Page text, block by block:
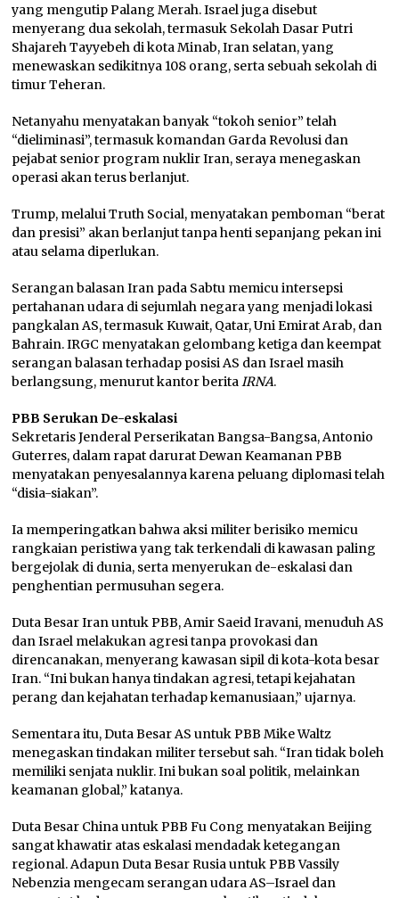
yang mengutip Palang Merah. Israel juga disebut
menyerang dua sekolah, termasuk Sekolah Dasar Putri
Shajareh Tayyebeh di kota Minab, Iran selatan, yang
menewaskan sedikitnya 108 orang, serta sebuah sekolah di
timur Teheran.
Netanyahu menyatakan banyak “tokoh senior” telah
“dieliminasi”, termasuk komandan Garda Revolusi dan
pejabat senior program nuklir Iran, seraya menegaskan
operasi akan terus berlanjut.
Trump, melalui Truth Social, menyatakan pemboman “berat
dan presisi” akan berlanjut tanpa henti sepanjang pekan ini
atau selama diperlukan.
Serangan balasan Iran pada Sabtu memicu intersepsi
pertahanan udara di sejumlah negara yang menjadi lokasi
pangkalan AS, termasuk Kuwait, Qatar, Uni Emirat Arab, dan
Bahrain. IRGC menyatakan gelombang ketiga dan keempat
serangan balasan terhadap posisi AS dan Israel masih
berlangsung, menurut kantor beritaIRNA.
PBB Serukan De-eskalasi
Sekretaris Jenderal Perserikatan Bangsa-Bangsa, Antonio
Guterres, dalam rapat darurat Dewan Keamanan PBB
menyatakan penyesalannya karena peluang diplomasi telah
“disia-siakan”.
Ia memperingatkan bahwa aksi militer berisiko memicu
rangkaian peristiwa yang tak terkendali di kawasan paling
bergejolak di dunia, serta menyerukan de-eskalasi dan
penghentian permusuhan segera.
Duta Besar Iran untuk PBB, Amir Saeid Iravani, menuduh AS
dan Israel melakukan agresi tanpa provokasi dan
direncanakan, menyerang kawasan sipil di kota-kota besar
Iran. “Ini bukan hanya tindakan agresi, tetapi kejahatan
perang dan kejahatan terhadap kemanusiaan,” ujarnya.
Sementara itu, Duta Besar AS untuk PBB Mike Waltz
menegaskan tindakan militer tersebut sah. “Iran tidak boleh
memiliki senjata nuklir. Ini bukan soal politik, melainkan
keamanan global,” katanya.
Duta Besar China untuk PBB Fu Cong menyatakan Beijing
sangat khawatir atas eskalasi mendadak ketegangan
regional. Adapun Duta Besar Rusia untuk PBB Vassily
Nebenzia mengecam serangan udara AS–Israel dan